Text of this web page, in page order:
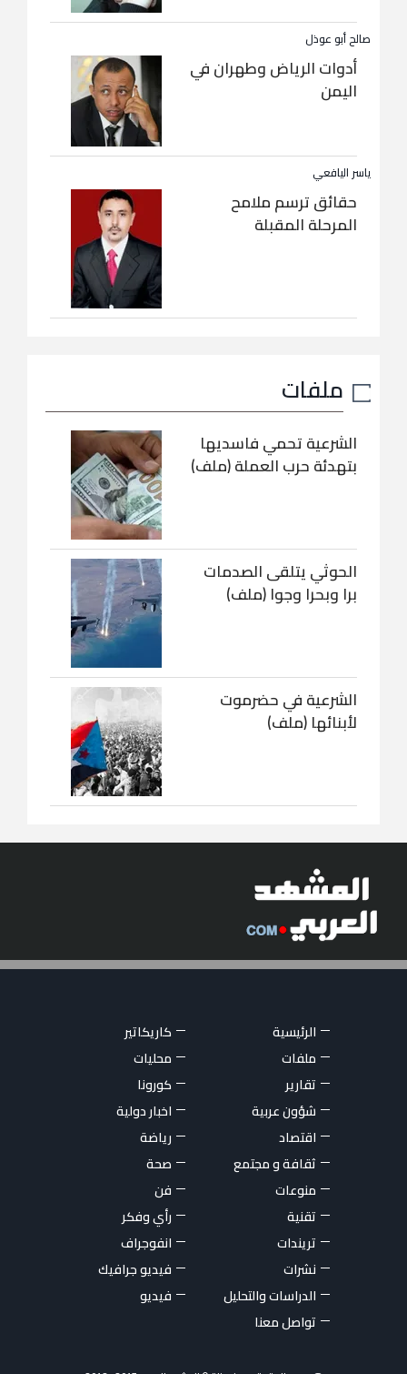
صالح أبو عوذل
أدوات الرياض وطهران في
اليمن
ياسر اليافعي
حقائق ترسم ملامح
المرحلة المقبلة
ملفات
الشرعية تحمي فاسديها
بتهدئة حرب العملة (ملف)
الحوثي يتلقى الصدمات
برا وبحرا وجوا (ملف)
الشرعية في حضرموت
لأبنائها (ملف)
الرئيسية
كاريكاتير
ملفات
محليات
تقارير
كورونا
شؤون عربية
اخبار دولية
اقتصاد
رياضة
ثقافة و مجتمع
صحة
منوعات
فن
تقنية
رأي وفكر
تريندات
انفوجراف
نشرات
فيديو جرافيك
الدراسات والتحليل
فيديو
تواصل معنا